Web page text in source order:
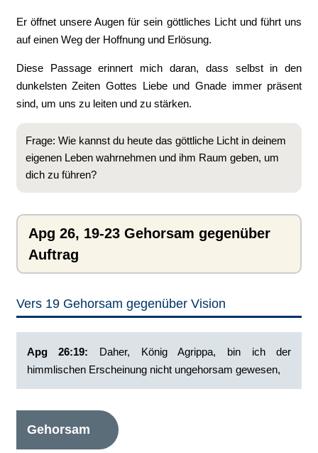
Er öffnet unsere Augen für sein göttliches Licht und führt uns
auf einen Weg der Hoffnung und Erlösung.
Diese Passage erinnert mich daran, dass selbst in den
dunkelsten Zeiten Gottes Liebe und Gnade immer präsent
sind, um uns zu leiten und zu stärken.
Frage: Wie kannst du heute das göttliche Licht in deinem
eigenen Leben wahrnehmen und ihm Raum geben, um
dich zu führen?
Apg 26, 19-23 Gehorsam gegenüber
Auftrag
Vers 19 Gehorsam gegenüber Vision
Apg 26:19: ‭Daher, König Agrippa, bin ich der
himmlischen Erscheinung nicht ungehorsam gewesen,
Gehorsam